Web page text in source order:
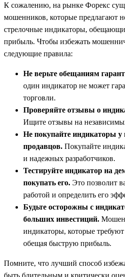
К сожалению, на рынке Форекс
мошенников, которые предлагают
стрелочные индикаторы,
прибыль. Чтобы избежать
следующие правила:
Не верьте обещаниям
один индикатор не может
торговли.
Проверяйте отзывы о
Ищите отзывы на
Не покупайте индикаторы у
продавцов. Покупайте
и надежных разработчиков.
Тестируйте индикатор на
покупать его. Это позволит
работой и определить его
Будьте осторожны с
больших инвестиций.
индикаторы, которые
обещая быструю прибыль.
Помните, что лучший способ
быть бдительным и критически